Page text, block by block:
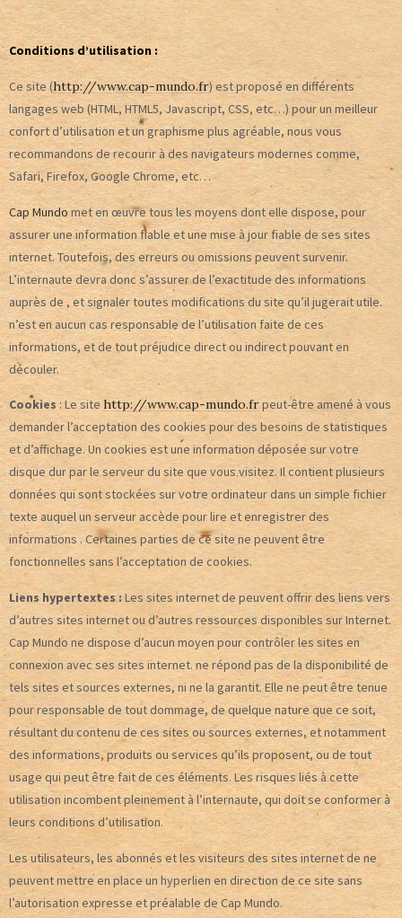
Conditions d’utilisation :
Ce site (http://www.cap-mundo.fr) est proposé en différents
langages web (HTML, HTML5, Javascript, CSS, etc…) pour un meilleur
confort d’utilisation et un graphisme plus agréable, nous vous
recommandons de recourir à des navigateurs modernes comme,
Safari, Firefox, Google Chrome, etc…
Cap Mundomet en œuvre tous les moyens dont elle dispose, pour
assurer une information fiable et une mise à jour fiable de ses sites
internet. Toutefois, des erreurs ou omissions peuvent survenir.
L’internaute devra donc s’assurer de l’exactitude des informations
auprès de , et signaler toutes modifications du site qu’il jugerait utile.
n’est en aucun cas responsable de l’utilisation faite de ces
informations, et de tout préjudice direct ou indirect pouvant en
découler.
Cookies : Le sitehttp://www.cap-mundo.frpeut-être amené à vous
demander l’acceptation des cookies pour des besoins de statistiques
et d’affichage. Un cookies est une information déposée sur votre
disque dur par le serveur du site que vous visitez. Il contient plusieurs
données qui sont stockées sur votre ordinateur dans un simple fichier
texte auquel un serveur accède pour lire et enregistrer des
informations . Certaines parties de ce site ne peuvent être
fonctionnelles sans l’acceptation de cookies.
Liens hypertextes :Les sites internet de peuvent offrir des liens vers
d’autres sites internet ou d’autres ressources disponibles sur Internet.
Cap Mundo ne dispose d’aucun moyen pour contrôler les sites en
connexion avec ses sites internet. ne répond pas de la disponibilité de
tels sites et sources externes, ni ne la garantit. Elle ne peut être tenue
pour responsable de tout dommage, de quelque nature que ce soit,
résultant du contenu de ces sites ou sources externes, et notamment
des informations, produits ou services qu’ils proposent, ou de tout
usage qui peut être fait de ces éléments. Les risques liés à cette
utilisation incombent pleinement à l’internaute, qui doit se conformer à
leurs conditions d’utilisation.
Les utilisateurs, les abonnés et les visiteurs des sites internet de ne
peuvent mettre en place un hyperlien en direction de ce site sans
l’autorisation expresse et préalable de Cap Mundo.